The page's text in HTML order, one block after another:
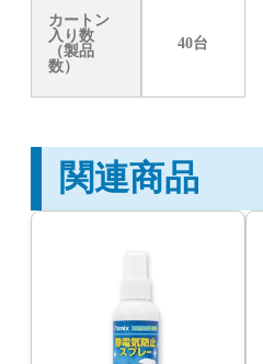
カートン
入り数
（製品
数）
40台
関連商品